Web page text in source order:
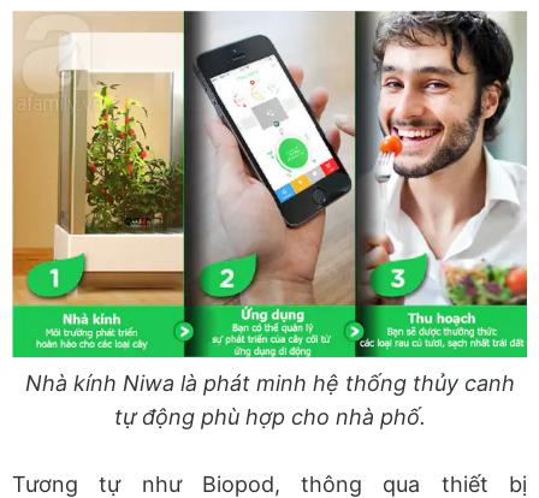
Nhà kính Niwa là phát minh hệ thống thủy canh
tự động phù hợp cho nhà phố.
Tương tự như Biopod, thông qua thiết bị